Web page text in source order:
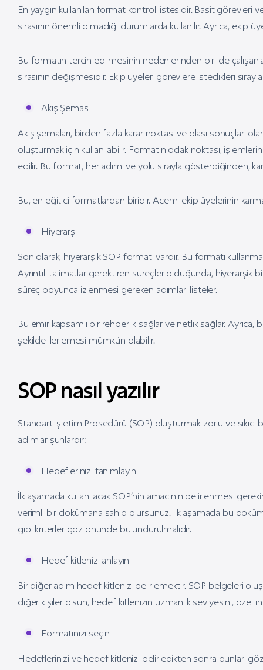
En yaygın kullanılan format kontrol listesidir. Basit görevleri
sırasının önemli olmadığı durumlarda kullanılır. Ayrıca, ekip
Bu formatın tercih edilmesinin nedenlerinden biri de
sırasının değişmesidir. Ekip üyeleri görevlere istedikleri
Akış Şeması
Akış şemaları, birden fazla karar noktası ve olası sonuçları
oluşturmak için kullanılabilir. Formatın odak noktası,
edilir. Bu format, her adımı ve yolu sırayla gösterdiğinden,
Bu, en eğitici formatlardan biridir. Acemi ekip üyelerinin
Hiyerarşi
Son olarak, hiyerarşik SOP formatı vardır. Bu formatı
Ayrıntılı talimatlar gerektiren süreçler olduğunda, hiyerarşik
süreç boyunca izlenmesi gereken adımları listeler.
Bu emir kapsamlı bir rehberlik sağlar ve netlik sağlar.
şekilde ilerlemesi mümkün olabilir.
SOP nasıl yazılır
Standart İşletim Prosedürü (SOP) oluşturmak zorlu ve
adımlar şunlardır:
Hedeflerinizi tanımlayın
İlk aşamada kullanılacak SOP’nin amacının belirlenmesi
verimli bir dokümana sahip olursunuz. İlk aşamada bu
gibi kriterler göz önünde bulundurulmalıdır.
Hedef kitlenizi anlayın
Bir diğer adım hedef kitlenizi belirlemektir. SOP belgeleri
diğer kişiler olsun, hedef kitlenizin uzmanlık seviyesini, özel
Formatınızı seçin
Hedeflerinizi ve hedef kitlenizi belirledikten sonra bunları